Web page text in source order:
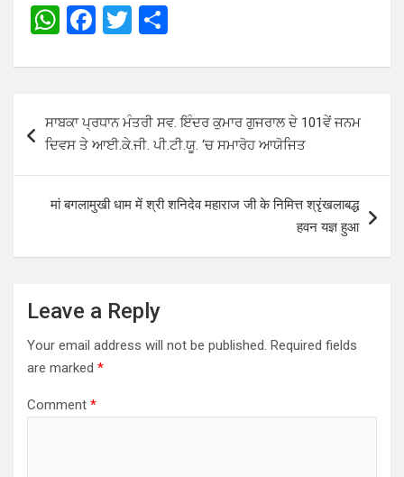
W
at
A
p
F
ce
o
k
T
tt
er
ar
navigation
ਸਾਬਕਾ ਪ੍ਰਧਾਨ ਮੰਤਰੀ ਸਵ. ਇੰਦਰ ਕੁਮਾਰ ਗੁਜਰਾਲ ਦੇ 101ਵੇਂ ਜਨਮ
ਦਿਵਸ ਤੇ ਆਈ.ਕੇ.ਜੀ. ਪੀ.ਟੀ.ਯੂ. ‘ਚ ਸਮਾਰੋਹ ਆਯੋਜਿਤ
मां बगलामुखी धाम में श्री शनिदेव महाराज जी के निमित्त श्रृंखलाबद्ध
हवन यज्ञ हुआ
Leave a Reply
Your email address will not be published. Required fields
are marked *
Comment *